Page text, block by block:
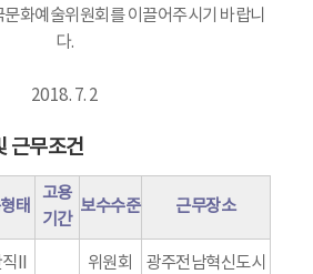
화예술위원회를 이끌어주시기 바랍니
다.
2018. 7. 2
근무조건
태
고용
기간
보수수준 근무장소
II
위원회
광주전남혁신도시